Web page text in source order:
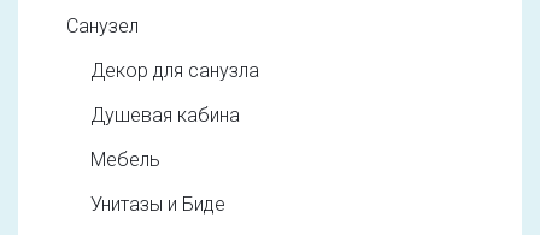
Санузел
Декор для санузла
Душевая кабина
Мебель
Унитазы и Биде